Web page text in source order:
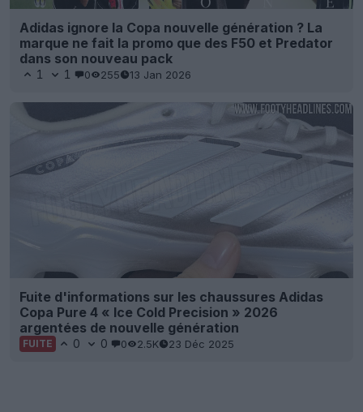
Adidas ignore la Copa nouvelle génération ? La
marque ne fait la promo que des F50 et Predator
dans son nouveau pack
1 1 0 255 13 Jan 2026
Fuite d'informations sur les chaussures Adidas
Copa Pure 4 « Ice Cold Precision » 2026
argentées de nouvelle génération
FUITE 0 0 0 2.5K 23 Déc 2025